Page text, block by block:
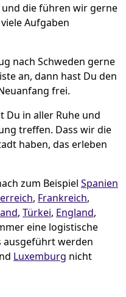
und die führen wir gerne
Aufgaben
nach Schweden gerne
an, dann hast Du den
frei.
Du in aller Ruhe und
treffen. Dass wir die
haben, das erleben
zum Beispiel Spanien
, Frankreich,
, Türkei, England,
eine logistische
ausgeführt werden
Luxemburg nicht